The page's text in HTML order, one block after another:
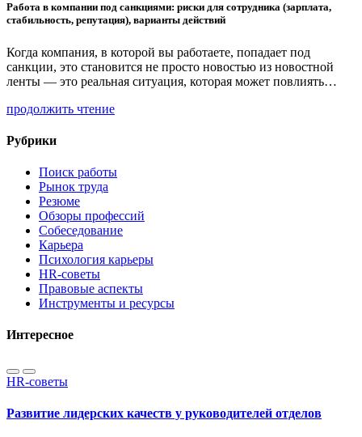
Работа в компании под санкциями: риски для сотрудника (зарплата,
стабильность, репутация), варианты действий
Когда компания, в которой вы работаете, попадает под
санкции, это становится не просто новостью из новостной
ленты — это реальная ситуация, которая может повлиять…
продолжить чтение
Рубрики
Поиск работы
Рынок труда
Резюме
Обзоры профессий
Собеседование
Карьера
Психология карьеры
HR-советы
Правовые аспекты
Инструменты и ресурсы
Интересное
HR-советы
Развитие лидерских качеств у руководителей отделов